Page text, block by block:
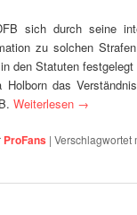
sich durch seine
zu solchen
den Statuten festgelegt
Holborn das
Weiterlesen →
ProFans |Verschlagwortet